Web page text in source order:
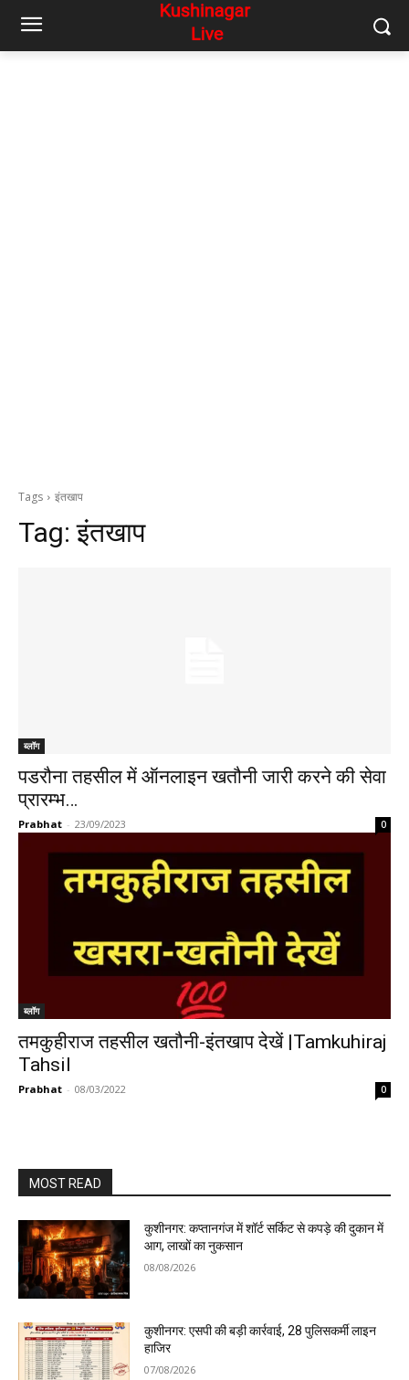
Tags इंतखाप
Tag:इंतखाप
ब्लॉग
पडरौना तहसील में ऑनलाइन खतौनी जारी करने की सेवा
प्रारम्भ…
Prabhat - 23/09/2023 0
ब्लॉग
तमकुहीराज तहसील खतौनी-इंतखाप देखें |Tamkuhiraj
Tahsil
Prabhat - 08/03/2022 0
MOST READ
कुशीनगर: कप्तानगंज में शॉर्ट सर्किट से कपड़े की दुकान में
आग, लाखों का नुकसान
08/08/2026
कुशीनगर: एसपी की बड़ी कार्रवाई, 28 पुलिसकर्मी लाइन
हाजिर
07/08/2026